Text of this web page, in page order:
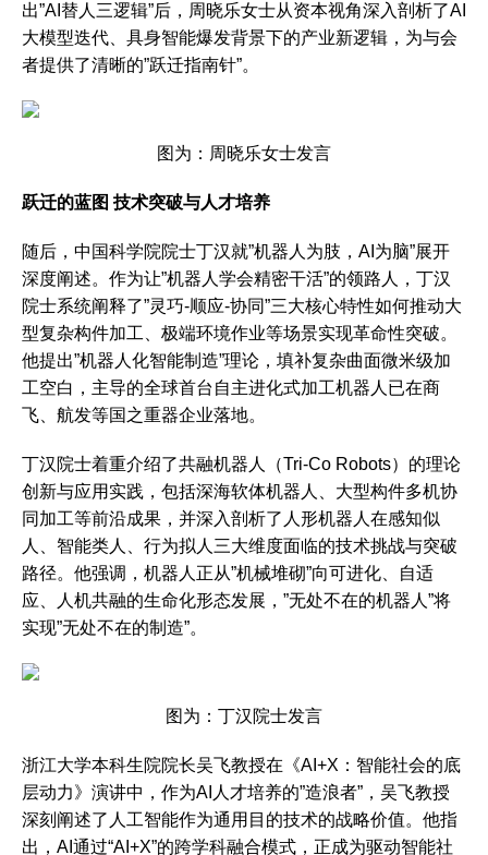
出”AI替人三逻辑”后，周晓乐女士从资本视角深入剖析了AI
大模型迭代、具身智能爆发背景下的产业新逻辑，为与会
者提供了清晰的”跃迁指南针”。
图为：周晓乐女士发言
跃迁的蓝图 技术突破与人才培养
随后，中国科学院院士丁汉就”机器人为肢，AI为脑”展开
深度阐述。作为让”机器人学会精密干活”的领路人，丁汉
院士系统阐释了”灵巧-顺应-协同”三大核心特性如何推动大
型复杂构件加工、极端环境作业等场景实现革命性突破。
他提出”机器人化智能制造”理论，填补复杂曲面微米级加
工空白，主导的全球首台自主进化式加工机器人已在商
飞、航发等国之重器企业落地。
丁汉院士着重介绍了共融机器人（Tri-Co Robots）的理论
创新与应用实践，包括深海软体机器人、大型构件多机协
同加工等前沿成果，并深入剖析了人形机器人在感知似
人、智能类人、行为拟人三大维度面临的技术挑战与突破
路径。他强调，机器人正从”机械堆砌”向可进化、自适
应、人机共融的生命化形态发展，”无处不在的机器人”将
实现”无处不在的制造”。
图为：丁汉院士发言
浙江大学本科生院院长吴飞教授在《AI+X：智能社会的底
层动力》演讲中，作为AI人才培养的”造浪者”，吴飞教授
深刻阐述了人工智能作为通用目的技术的战略价值。他指
出，AI通过“AI+X”的跨学科融合模式，正成为驱动智能社